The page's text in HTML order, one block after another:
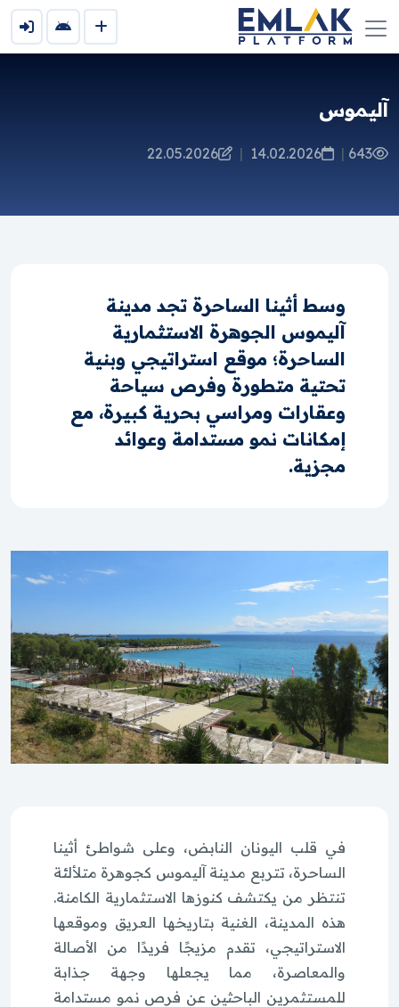
آليموس
643
|
14.02.2026
|
22.05.2026
وسط أثينا الساحرة تجد مدينة
آليموس الجوهرة الاستثمارية
الساحرة؛ موقع استراتيجي وبنية
تحتية متطورة وفرص سياحة
وعقارات ومراسي بحرية كبيرة، مع
إمكانات نمو مستدامة وعوائد
مجزية.
في قلب اليونان النابض، وعلى شواطئ أثينا
الساحرة، تتربع مدينة آليموس كجوهرة متلألئة
تنتظر من يكتشف كنوزها الاستثمارية الكامنة.
هذه المدينة، الغنية بتاريخها العريق وموقعها
الاستراتيجي، تقدم مزيجًا فريدًا من الأصالة
والمعاصرة، مما يجعلها وجهة جذابة
للمستثمرين الباحثين عن فرص نمو مستدامة